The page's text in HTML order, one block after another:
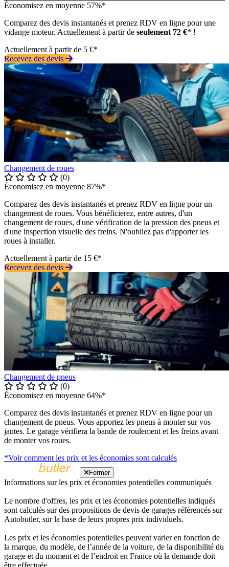
Économisez en moyenne 57%*
Comparez des devis instantanés et prenez RDV en ligne pour une
vidange moteur. Actuellement à partir de seulement 72 €* !
Actuellement à partir de 5 €*
Recevez des devis
Changement de roues
(0)
Économisez en moyenne 87%*
Comparez des devis instantanés et prenez RDV en ligne pour un
changement de roues. Vous bénéficierez, entre autres, d'un
changement de roues, d'une vérification de la pression des pneus et
d'une inspection visuelle des freins. N'oubliez pas d'apporter les
roues à installer.
Actuellement à partir de 15 €*
Recevez des devis
Changement de pneus
(0)
Économisez en moyenne 64%*
Comparez des devis instantanés et prenez RDV en ligne pour un
changement de pneus. Vous apportez les pneus à monter sur vos
jantes. Le garage vérifiera la bande de roulement et les freins avant
de monter vos roues.
*Voir comment les prix et les économies sont calculés
Fermer
Informations sur les prix et économies potentielles communiqués
Le nombre d'offres, les prix et les économies potentielles indiqués
sont calculés sur des propositions de devis de garages référencés sur
Autobutler, sur la base de leurs propres prix individuels.
Les prix et les économies potentielles peuvent varier en fonction de
la marque, du modèle, de l’année de la voiture, de la disponibilité du
garage et du moment et de l’endroit en France où la demande doit
être effectuée.